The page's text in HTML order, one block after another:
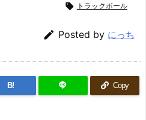
 トラックボール
 Posted by にっち
B! Copy